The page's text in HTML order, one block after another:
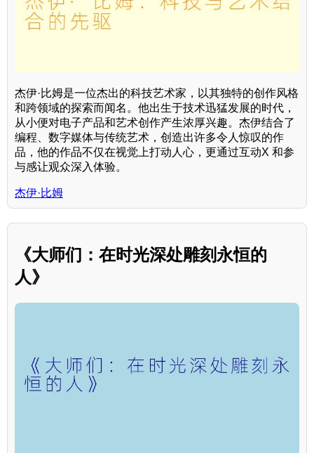
杰伊·比姆是一位杰出的科技艺术家，以其独特的创作风格
和跨领域的探索而闻名。他出生于技术迅猛发展的时代，
从小便对电子产品和艺术创作产生浓厚兴趣。杰伊结合了
编程、数字媒体与传统艺术，创造出许多令人惊叹的作
品，他的作品不仅在视觉上打动人心，更通过互动X 和参
与感让观众深入体验。
杰伊·比姆
《大师们：在时光深处雕刻永恒的
人》